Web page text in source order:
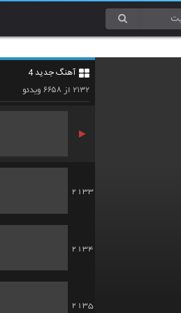
آهنگ جدید 4
۲۱۳۲ از ۶۶۵۸ویدئو
2131
2133
2134
2135